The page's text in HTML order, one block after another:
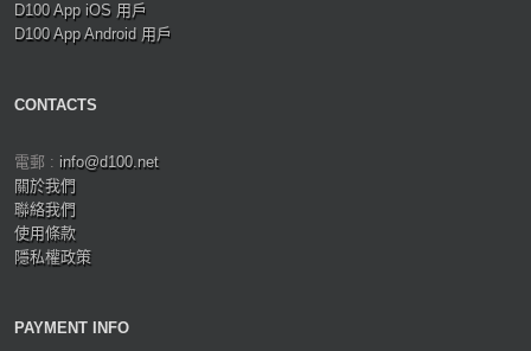
D100 App iOS 用戶
D100 App Android 用戶
CONTACTS
電郵 : info@d100.net
關於我們
聯絡我們
使用條款
隱私權政策
PAYMENT INFO